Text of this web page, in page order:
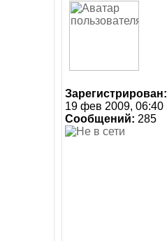
Зарегистрирован:
19 фев 2009, 06:40
Сообщений: 285